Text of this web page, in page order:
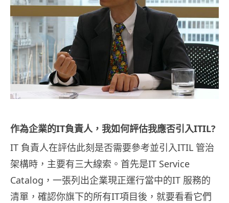
作為企業的IT負責人，我如何評估我應否引入ITIL?
IT 負責人在評估此刻是否需要參考並引入ITIL 管治
架構時，主要有三大線索。首先是IT Service
Catalog，一張列出企業現正運行當中的IT 服務的
清單，確認你旗下的所有IT項目後，就要看看它們